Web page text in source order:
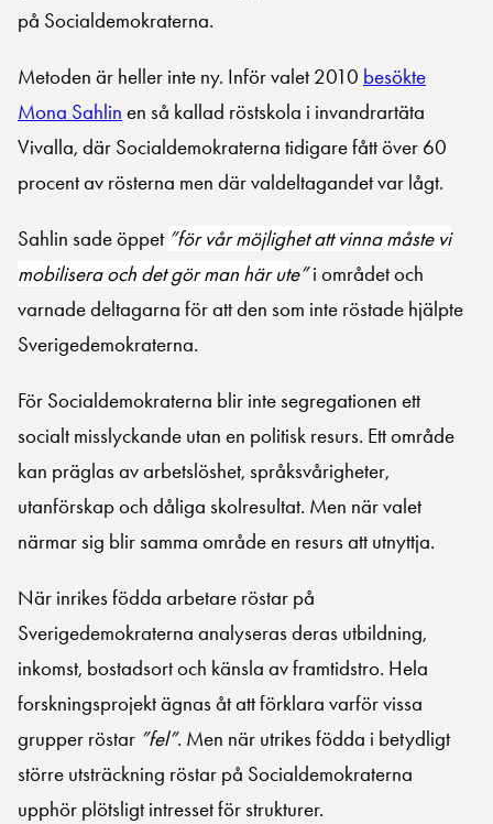
på Socialdemokraterna.
Metoden är heller inte ny. Inför valet 2010 besökte
Mona Sahlin en så kallad röstskola i invandrartäta
Vivalla, där Socialdemokraterna tidigare fått över 60
procent av rösterna men där valdeltagandet var lågt.
Sahlin sade öppet ”för vår möjlighet att vinna måste vi
mobilisera och det gör man här ute”i området och
varnade deltagarna för att den som inte röstade hjälpte
Sverigedemokraterna.
För Socialdemokraterna blir inte segregationen ett
socialt misslyckande utan en politisk resurs. Ett område
kan präglas av arbetslöshet, språksvårigheter,
utanförskap och dåliga skolresultat. Men när valet
närmar sig blir samma område en resurs att utnyttja.
När inrikes födda arbetare röstar på
Sverigedemokraterna analyseras deras utbildning,
inkomst, bostadsort och känsla av framtidstro. Hela
forskningsprojekt ägnas åt att förklara varför vissa
grupper röstar ”fel”. Men när utrikes födda i betydligt
större utsträckning röstar på Socialdemokraterna
upphör plötsligt intresset för strukturer.